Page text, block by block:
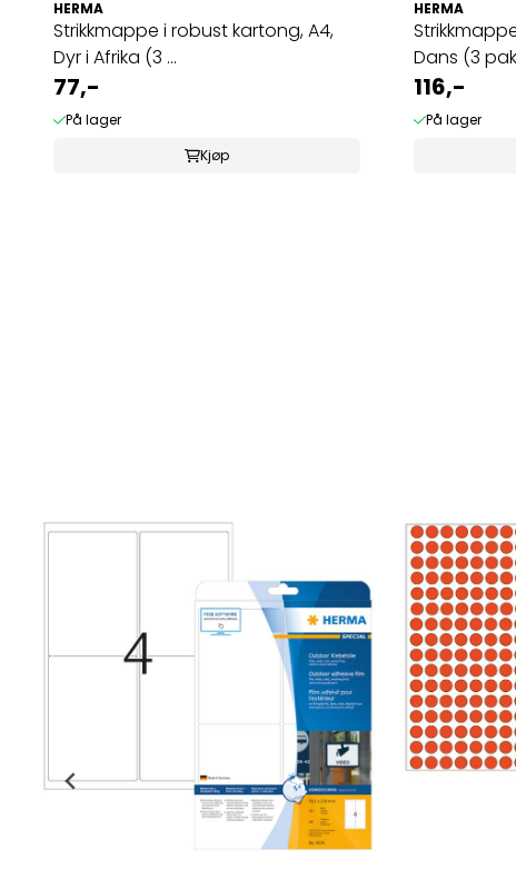
HERMA
Strikkmappe i robust kartong, A4,
Dyr i Afrika (3 ...
77,-
På lager
Kjøp
HERMA
Dans (3
116,-
På lager